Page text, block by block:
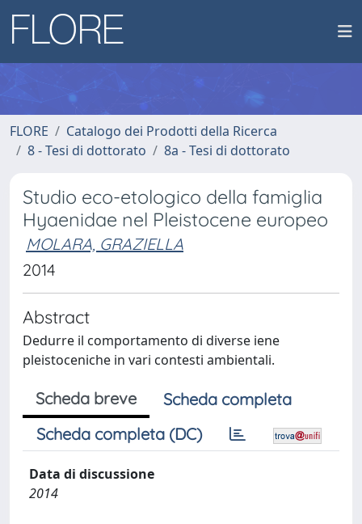
FLORE
Catalogo dei Prodotti della Ricerca
8 - Tesi di dottorato
8a - Tesi di dottorato
Studio eco-etologico della famiglia
Hyaenidae nel Pleistocene europeo
MOLARA, GRAZIELLA
2014
Abstract
Dedurre il comportamento di diverse iene
pleistoceniche in vari contesti ambientali.
Scheda breve
Scheda completa
Scheda completa (DC)
Data di discussione
2014